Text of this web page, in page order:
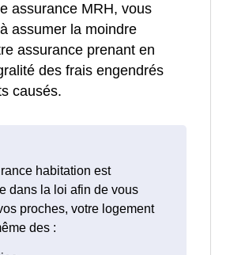
assurance MRH, vous
assumer la moindre
assurance prenant en
des frais engendrés
causés.
habitation est
dans la loi afin de vous
proches, votre logement
des :